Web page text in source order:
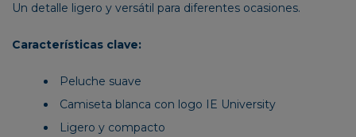
Un detalle ligero y versátil para diferentes ocasiones.
Características clave:
Peluche suave
Camiseta blanca con logo IE University
Ligero y compacto